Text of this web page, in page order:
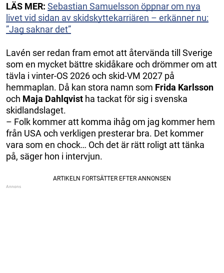
LÄS MER: Sebastian Samuelsson öppnar om nya
livet vid sidan av skidskyttekarriären – erkänner nu:
”Jag saknar det”
Lavén ser redan fram emot att återvända till Sverige
som en mycket bättre skidåkare och drömmer om att
tävla i vinter-OS 2026 och skid-VM 2027 på
hemmaplan. Då kan stora namn som Frida Karlsson
och Maja Dahlqvist ha tackat för sig i svenska
skidlandslaget.
– Folk kommer att komma ihåg om jag kommer hem
från USA och verkligen presterar bra. Det kommer
vara som en chock… Och det är rätt roligt att tänka
på, säger hon i intervjun.